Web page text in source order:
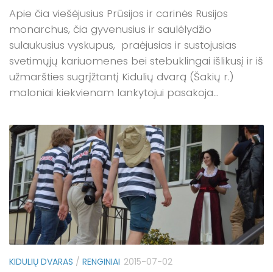
Apie čia viešėjusius Prūsijos ir carinės Rusijos
monarchus, čia gyvenusius ir saulėlydžio
sulaukusius vyskupus, praėjusias ir sustojusias
svetimųjų kariuomenes bei stebuklingai išlikusį ir iš
užmaršties sugrįžtantį Kidulių dvarą (Šakių r.)
maloniai kiekvienam lankytojui pasakoja...
KIDULIŲ DVARAS / RENGINIAI 2015-07-02